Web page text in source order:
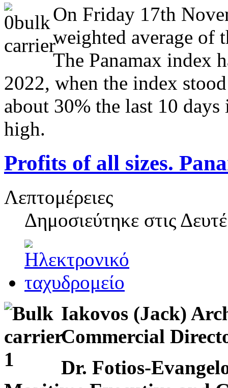
On Friday 17th
weighted average of
The Panamax index
2022, when the index
about 30% the last 10
high.
Profits of all sizes.
Λεπτομέρειες
Δημοσιεύτηκε στις
Iakovos (Jack)
Commercial
Dr. Fotios-